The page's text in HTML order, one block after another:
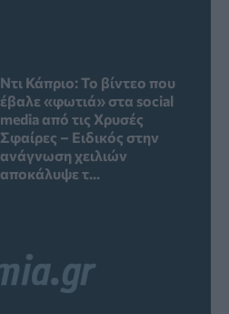
Ντι Κάπριο: Το βίντεο που
έβαλε «φωτιά» στα social
media από τις Χρυσές
Σφαίρες – Ειδικός στην
ανάγνωση χειλιών
αποκάλυψε τ...